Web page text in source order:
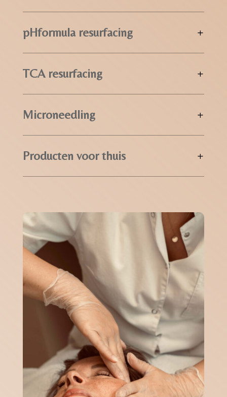
pHformula resurfacing
TCA resurfacing
Microneedling
Producten voor thuis